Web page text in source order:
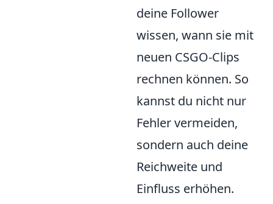
deine Follower
wissen, wann sie mit
neuen CSGO-Clips
rechnen können. So
kannst du nicht nur
Fehler vermeiden,
sondern auch deine
Reichweite und
Einfluss erhöhen.